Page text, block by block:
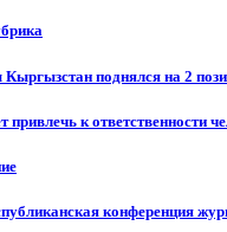
поднялся на 2
к ответственности
конференция